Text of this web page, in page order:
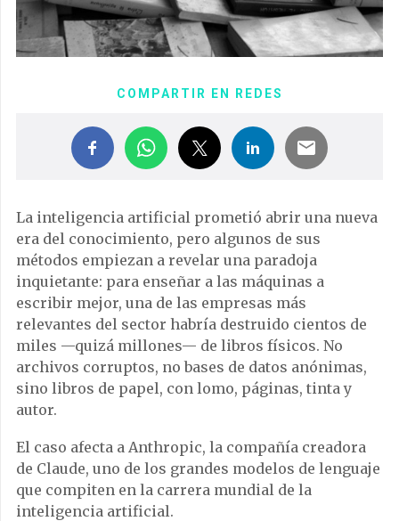
COMPARTIR EN REDES
La inteligencia artificial prometió abrir una nueva
era del conocimiento, pero algunos de sus
métodos empiezan a revelar una paradoja
inquietante: para enseñar a las máquinas a
escribir mejor, una de las empresas más
relevantes del sector habría destruido cientos de
miles —quizá millones— de libros físicos. No
archivos corruptos, no bases de datos anónimas,
sino libros de papel, con lomo, páginas, tinta y
autor.
El caso afecta a Anthropic, la compañía creadora
de Claude, uno de los grandes modelos de lenguaje
que compiten en la carrera mundial de la
inteligencia artificial.